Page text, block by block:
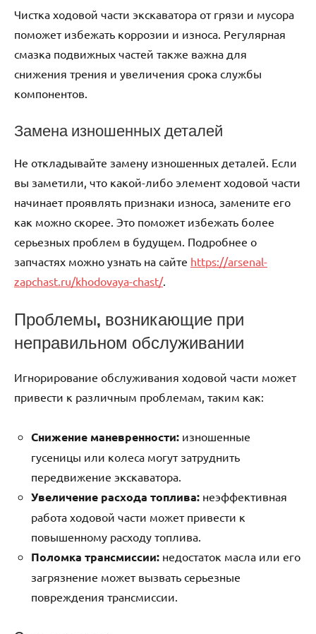
Чистка ходовой части экскаватора от грязи и мусора
поможет избежать коррозии и износа. Регулярная
смазка подвижных частей также важна для
снижения трения и увеличения срока службы
компонентов.
Замена изношенных деталей
Не откладывайте замену изношенных деталей. Если
вы заметили, что какой-либо элемент ходовой части
начинает проявлять признаки износа, замените его
как можно скорее. Это поможет избежать более
серьезных проблем в будущем. Подробнее о
запчастях можно узнать на сайте https://arsenal-
zapchast.ru/khodovaya-chast/.
Проблемы, возникающие при
неправильном обслуживании
Игнорирование обслуживания ходовой части может
привести к различным проблемам, таким как:
Снижение маневренности: изношенные
гусеницы или колеса могут затруднить
передвижение экскаватора.
Увеличение расхода топлива: неэффективная
работа ходовой части может привести к
повышенному расходу топлива.
Поломка трансмиссии: недостаток масла или его
загрязнение может вызвать серьезные
повреждения трансмиссии.